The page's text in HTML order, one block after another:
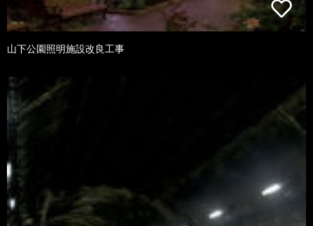
山下公園照明施設改良工事